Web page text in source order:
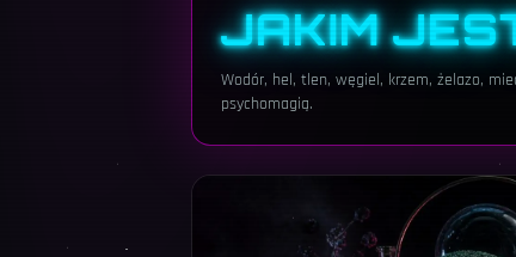
JAKIM
Wodór, hel, tlen, węgiel, krzem, żelazo,
psychomagią.